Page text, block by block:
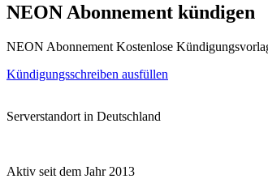
NEON Abonnement kündigen
NEON Abonnement Kostenlose
Kündigungsschreiben ausfüllen
Serverstandort in Deutschland
Aktiv seit dem Jahr 2013